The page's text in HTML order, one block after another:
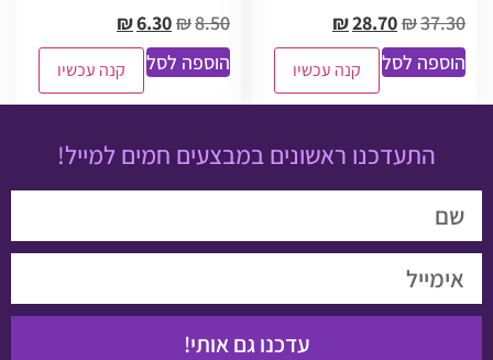
₪37.30
₪28.70
הוספה לסל
קנה עכשיו
₪8.50
₪6.30
הוספה לסל
קנה עכשיו
התעדכנו ראשונים במבצעים חמים למייל!
עדכנו גם אותי!